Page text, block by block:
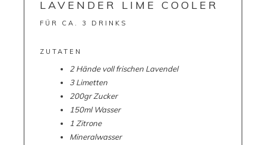
LAVENDER LIME COOLER
FÜR CA. 3 DRINKS
ZUTATEN
2 Hände voll frischen Lavendel
3 Limetten
200gr Zucker
150ml Wasser
1 Zitrone
Mineralwasser